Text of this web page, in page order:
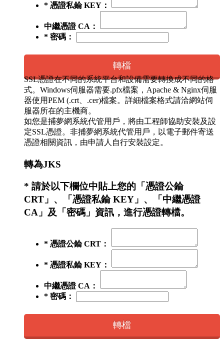
* 憑證私錀 KEY：
中繼憑證 CA：
* 密碼：
轉檔
SSL憑證在不同的系統平台和設備需要轉換成不同的格
式。Windows伺服器需要.pfx檔案，Apache & Nginx伺服
器使用PEM (.crt、.cer)檔案。詳細檔案格式請洽網站伺
服器所在的主機商。
如您是捕夢網系統代管用戶，將由工程師協助安裝及設
定SSL憑證。非捕夢網系統代管用戶，以電子郵件寄送
憑證相關資訊，由申請人自行安裝設定。
轉為JKS
* 請於以下欄位中貼上您的「憑證公錀
CRT」、「憑證私錀 KEY」、「中繼憑證
CA」及「密碼」資訊，進行憑證轉檔。
* 憑證公錀 CRT：
* 憑證私錀 KEY：
中繼憑證 CA：
* 密碼：
轉檔